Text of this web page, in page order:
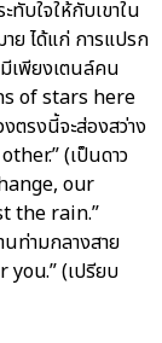
บใจให้กับเขาใน
ย ได้แก่ การแปรก
เพียงเตนล์คน
of stars here
ตรงนี้จะส่องสว่าง
(เป็นดาว
our
the rain.”
ท่ามกลางสาย
you.” (เปรียบ